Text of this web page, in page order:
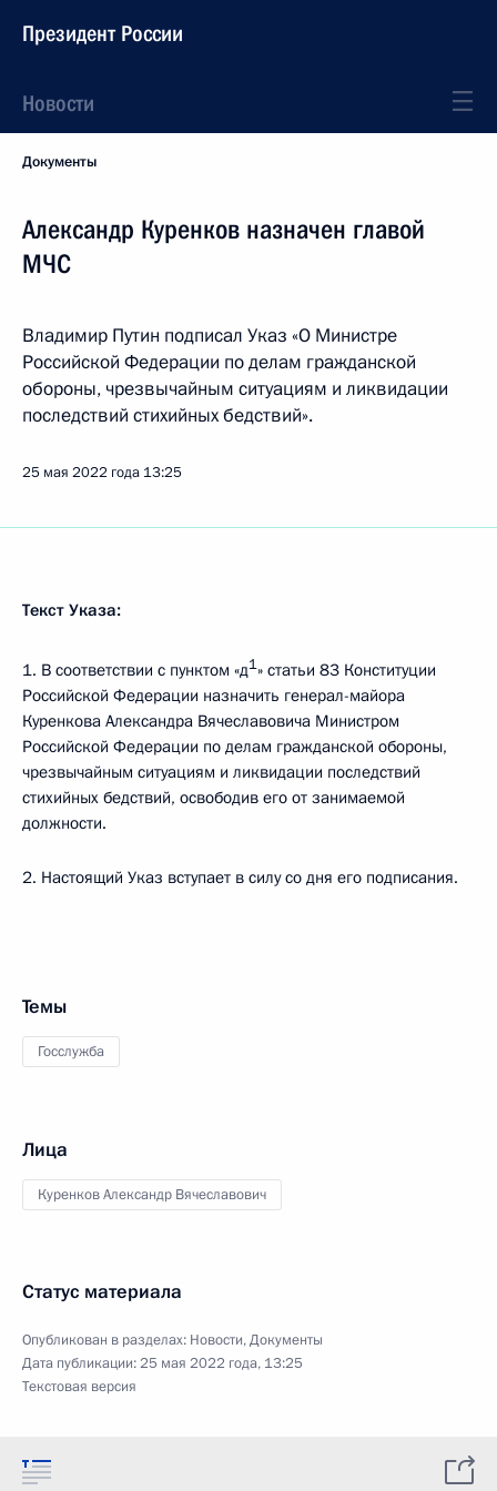
Президент России
Новости
Документы
Александр Куренков назначен главой
МЧС
Владимир Путин подписал Указ «О Министре
Российской Федерации по делам гражданской
обороны, чрезвычайным ситуациям и ликвидации
последствий стихийных бедствий».
25 мая 2022 года 13:25
Текст Указа:
1. В соответствии с пунктом «д1» статьи 83 Конституции
Российской Федерации назначить генерал-майора
Куренкова Александра Вячеславовича Министром
Российской Федерации по делам гражданской обороны,
чрезвычайным ситуациям и ликвидации последствий
стихийных бедствий, освободив его от занимаемой
должности.
2. Настоящий Указ вступает в силу со дня его подписания.
Темы
Госслужба
Лица
Куренков Александр Вячеславович
Статус материала
Опубликован в разделах: Новости,Документы
Дата публикации:25 мая 2022 года, 13:25
Текстовая версия